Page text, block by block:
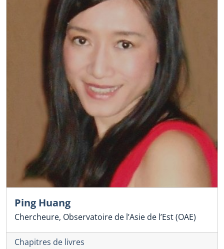
Ping Huang
Chercheure, Observatoire de l’Asie de l’Est (OAE)
Chapitres de livres